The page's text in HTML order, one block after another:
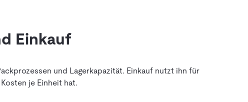
Einkauf
und Lagerkapazität. Einkauf nutzt ihn für
je Einheit hat.